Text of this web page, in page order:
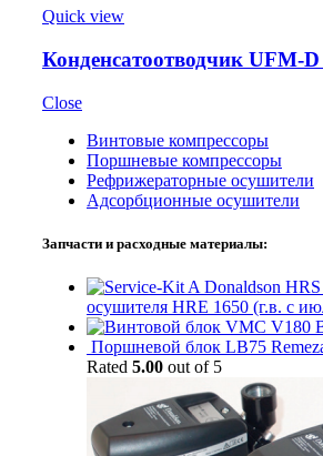
Quick view
Конденсатоотводчик UFM-
Close
Винтовые компрессоры
Поршневые компрессоры
Рефрижераторные осушители
Адсорбционные осушители
Запчасти и расходные материалы:
осушителя HRE 1650 (г.в. с
Поршневой блок LB75
Rated 5.00 out of 5